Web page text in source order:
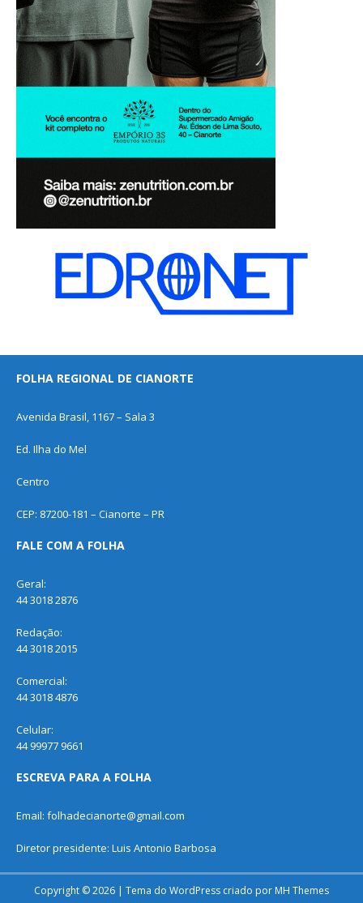
FOLHA REGIONAL DE CIANORTE
Avenida Brasil, 1167 – Sala 3
Ed. Ilha do Mel
Centro
CEP: 87200-181 – Cianorte – PR
FALE COM A FOLHA
Geral:
44 3018 2876
Redação:
44 3018 2015
Comercial:
44 3018 4876
Celular:
44 99977 9661
ESCREVA PARA A FOLHA
Email: folhadecianorte@gmail.com
Diretor presidente: Luis Antonio Barbosa
Copyright © 2026 | Tema do WordPress criado por MH Themes